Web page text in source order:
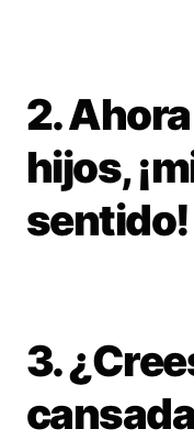
2.
hijos,
sentido!
3.